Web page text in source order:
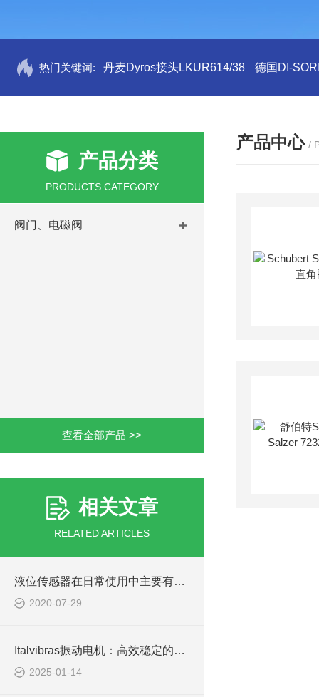
热门关键词: 丹麦Dyros接头LKUR614/38 德国DI-
产品分类
PRODUCTS CATEGORY
阀门、电磁阀
查看全部产品 >>
相关文章
RELATED ARTICLES
液位传感器在日常使用中主要有三种类型
2020-07-29
Italvibras振动电机：高效稳定的工业振动解决方案
2025-01-14
产品中心 /